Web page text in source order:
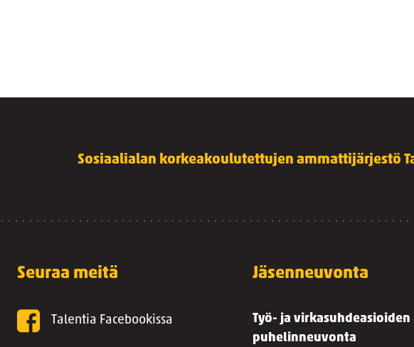
Sosiaalialan korkeakoulutettujen ammattijärjestö
Seuraa meitä
Talentia Facebookissa
Jäsenneuvonta
Työ- ja virkasuhdeasioiden
puhelinneuvonta